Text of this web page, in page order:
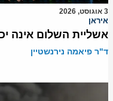
3 אוגוסט, 2026
איראן
אשליית השלום אינה
ד"ר פיאמה נירנשטיין